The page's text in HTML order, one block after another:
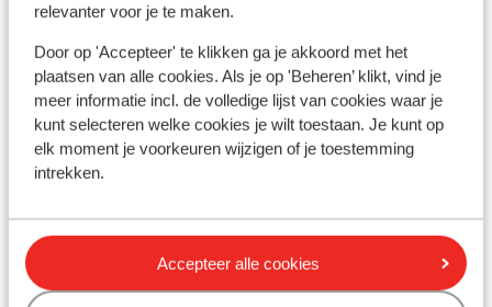
relevanter voor je te maken.
Door op 'Accepteer' te klikken ga je akkoord met het
plaatsen van alle cookies. Als je op 'Beheren’ klikt, vind je
meer informatie incl. de volledige lijst van cookies waar je
kunt selecteren welke cookies je wilt toestaan. Je kunt op
elk moment je voorkeuren wijzigen of je toestemming
intrekken.
Accepteer alle cookies
VAYA Post Saalbach
Alpenchalets Flachauer Gutshof
Hotel Der Schmittenhof
Hotel Der Waldhof - all inclusive
Pension Alpenrose